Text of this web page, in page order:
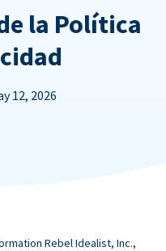
la Política
12, 2026
Rebel Idealist, Inc.,